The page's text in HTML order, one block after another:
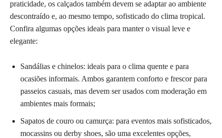
praticidade, os calçados também devem se adaptar ao ambiente
descontraído e, ao mesmo tempo, sofisticado do clima tropical.
Confira algumas opções ideais para manter o visual leve e
elegante:
Sandálias e chinelos: ideais para o clima quente e para
ocasiões informais. Ambos garantem conforto e frescor para
passeios casuais, mas devem ser usados com moderação em
ambientes mais formais;
Sapatos de couro ou camurça: para eventos mais sofisticados,
mocassins ou derby shoes, são uma excelentes opções,